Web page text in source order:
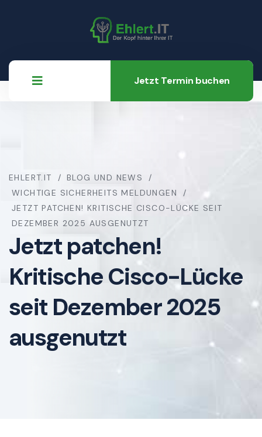
Jetzt Termin buchen
EHLERT.IT
BLOG UND NEWS
WICHTIGE SICHERHEITS MELDUNGEN
JETZT PATCHEN! KRITISCHE CISCO-LÜCKE SEIT
DEZEMBER 2025 AUSGENUTZT
Jetzt patchen!
Kritische Cisco-Lücke
seit Dezember 2025
ausgenutzt